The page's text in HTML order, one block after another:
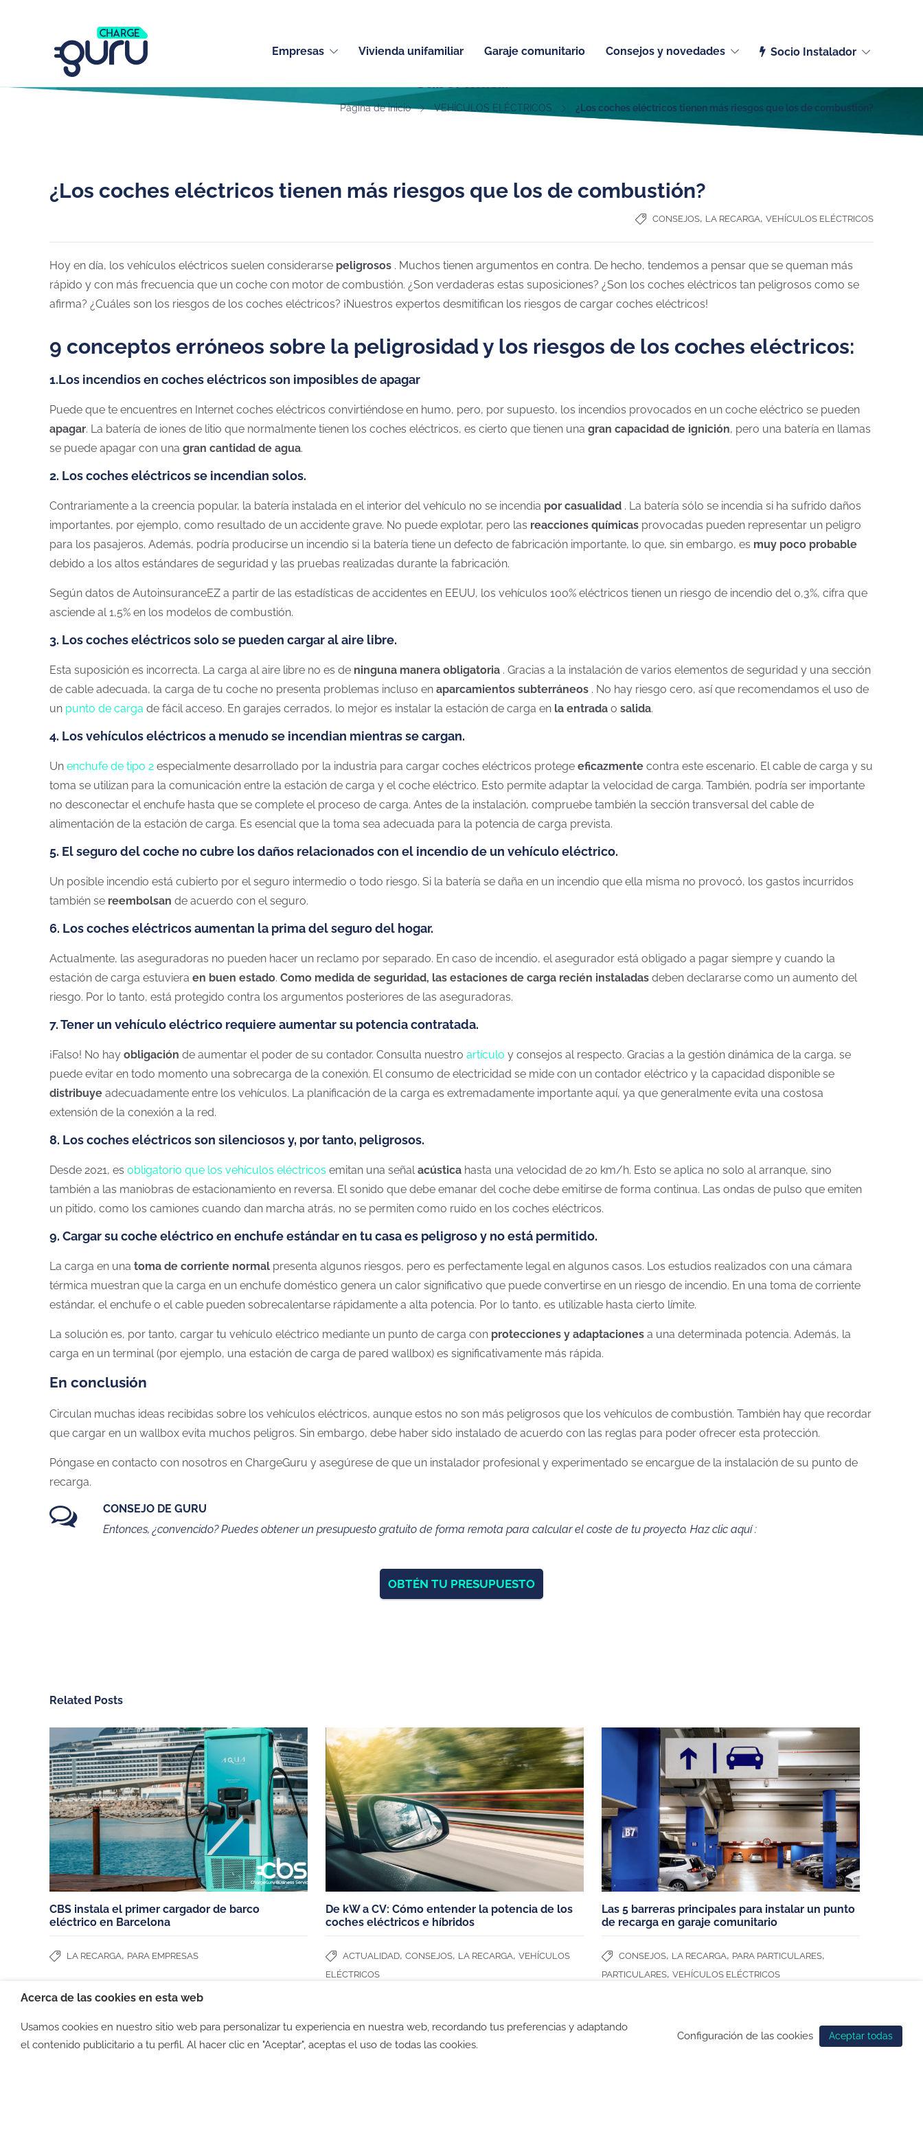
Empresas Vivienda unifamiliar Garaje comunitario Consejos y novedades Socio Instalador
Saber más...
Página de inicio VEHÍCULOS ELÉCTRICOS ¿Los coches eléctricos tienen más riesgos que los de combustión?
¿Los coches eléctricos tienen más riesgos que los de combustión?
CONSEJOS, LA RECARGA, VEHÍCULOS ELÉCTRICOS
Hoy en día, los vehículos eléctricos suelen considerarse peligrosos . Muchos tienen argumentos en contra. De hecho, tendemos a pensar que se queman más
rápido y con más frecuencia que un coche con motor de combustión. ¿Son verdaderas estas suposiciones? ¿Son los coches eléctricos tan peligrosos como se
afirma? ¿Cuáles son los riesgos de los coches eléctricos? ¡Nuestros expertos desmitifican los riesgos de cargar coches eléctricos!
9 conceptos erróneos sobre la peligrosidad y los riesgos de los coches eléctricos:
1.Los incendios en coches eléctricos son imposibles de apagar
Puede que te encuentres en Internet coches eléctricos convirtiéndose en humo, pero, por supuesto, los incendios provocados en un coche eléctrico se pueden
apagar. La batería de iones de litio que normalmente tienen los coches eléctricos, es cierto que tienen una gran capacidad de ignición, pero una batería en llamas
se puede apagar con una gran cantidad de agua.
2. Los coches eléctricos se incendian solos.
Contrariamente a la creencia popular, la batería instalada en el interior del vehículo no se incendia por casualidad . La batería sólo se incendia si ha sufrido daños
importantes, por ejemplo, como resultado de un accidente grave. No puede explotar, pero las reacciones químicas provocadas pueden representar un peligro
para los pasajeros. Además, podría producirse un incendio si la batería tiene un defecto de fabricación importante, lo que, sin embargo, es muy poco probable
debido a los altos estándares de seguridad y las pruebas realizadas durante la fabricación.
Según datos de AutoinsuranceEZ a partir de las estadísticas de accidentes en EEUU, los vehículos 100% eléctricos tienen un riesgo de incendio del 0,3%, cifra que
asciende al 1,5% en los modelos de combustión.
3. Los coches eléctricos solo se pueden cargar al aire libre.
Esta suposición es incorrecta. La carga al aire libre no es de ninguna manera obligatoria . Gracias a la instalación de varios elementos de seguridad y una sección
de cable adecuada, la carga de tu coche no presenta problemas incluso en aparcamientos subterráneos . No hay riesgo cero, así que recomendamos el uso de
un punto de carga de fácil acceso. En garajes cerrados, lo mejor es instalar la estación de carga en la entrada o salida.
4. Los vehículos eléctricos a menudo se incendian mientras se cargan.
Un enchufe de tipo 2 especialmente desarrollado por la industria para cargar coches eléctricos protege eficazmente contra este escenario. El cable de carga y su
toma se utilizan para la comunicación entre la estación de carga y el coche eléctrico. Esto permite adaptar la velocidad de carga. También, podría ser importante
no desconectar el enchufe hasta que se complete el proceso de carga. Antes de la instalación, compruebe también la sección transversal del cable de
alimentación de la estación de carga. Es esencial que la toma sea adecuada para la potencia de carga prevista.
5. El seguro del coche no cubre los daños relacionados con el incendio de un vehículo eléctrico.
Un posible incendio está cubierto por el seguro intermedio o todo riesgo. Si la batería se daña en un incendio que ella misma no provocó, los gastos incurridos
también se reembolsan de acuerdo con el seguro.
6. Los coches eléctricos aumentan la prima del seguro del hogar.
Actualmente, las aseguradoras no pueden hacer un reclamo por separado. En caso de incendio, el asegurador está obligado a pagar siempre y cuando la
estación de carga estuviera en buen estado. Como medida de seguridad, las estaciones de carga recién instaladas deben declararse como un aumento del
riesgo. Por lo tanto, está protegido contra los argumentos posteriores de las aseguradoras.
7. Tener un vehículo eléctrico requiere aumentar su potencia contratada.
¡Falso! No hay obligación de aumentar el poder de su contador. Consulta nuestro artículo y consejos al respecto. Gracias a la gestión dinámica de la carga, se
puede evitar en todo momento una sobrecarga de la conexión. El consumo de electricidad se mide con un contador eléctrico y la capacidad disponible se
distribuye adecuadamente entre los vehículos. La planificación de la carga es extremadamente importante aquí, ya que generalmente evita una costosa
extensión de la conexión a la red.
8. Los coches eléctricos son silenciosos y, por tanto, peligrosos.
Desde 2021, es obligatorio que los vehículos eléctricos emitan una señalacústica hasta una velocidad de 20 km/h. Esto se aplica no solo al arranque, sino
también a las maniobras de estacionamiento en reversa. El sonido que debe emanar del coche debe emitirse de forma continua. Las ondas de pulso que emiten
un pitido, como los camiones cuando dan marcha atrás, no se permiten como ruido en los coches eléctricos.
9. Cargar su coche eléctrico en enchufe estándar en tu casa es peligroso y no está permitido.
La carga en una toma de corriente normal presenta algunos riesgos, pero es perfectamente legal en algunos casos. Los estudios realizados con una cámara
térmica muestran que la carga en un enchufe doméstico genera un calor significativo que puede convertirse en un riesgo de incendio. En una toma de corriente
estándar, el enchufe o el cable pueden sobrecalentarse rápidamente a alta potencia. Por lo tanto, es utilizable hasta cierto límite.
La solución es, por tanto, cargar tu vehículo eléctrico mediante un punto de carga con protecciones y adaptaciones a una determinada potencia. Además, la
carga en un terminal (por ejemplo, una estación de carga de pared wallbox) es significativamente más rápida.
En conclusión
Circulan muchas ideas recibidas sobre los vehículos eléctricos, aunque estos no son más peligrosos que los vehículos de combustión. También hay que recordar
que cargar en un wallbox evita muchos peligros. Sin embargo, debe haber sido instalado de acuerdo con las reglas para poder ofrecer esta protección.
Póngase en contacto con nosotros en ChargeGuru y asegúrese de que un instalador profesional y experimentado se encargue de la instalación de su punto de
recarga.
CONSEJO DE GURU
Entonces, ¿convencido? Puedes obtener un presupuesto gratuito de forma remota para calcular el coste de tu proyecto. Haz clic aquí :
OBTÉN TU PRESUPUESTO
Related Posts
CBS instala el primer cargador de barco
eléctrico en Barcelona
LA RECARGA, PARA EMPRESAS
De kW a CV: Cómo entender la potencia de los
coches eléctricos e híbridos
ACTUALIDAD, CONSEJOS, LA RECARGA, VEHÍCULOS
ELÉCTRICOS
Las 5 barreras principales para instalar un punto
de recarga en garaje comunitario
CONSEJOS, LA RECARGA, PARA PARTICULARES,
PARTICULARES, VEHÍCULOS ELÉCTRICOS
CHARGEGURU ESPAÑA
Contáctanos
Sobre ChargeGuru
Trabaja con nosotros
PRENSA
Español (España)
NUESTROS SERVICIOS
Vivienda unifamiliar
Garaje comunitario
Empresas
Hoteles, restaurantes y
comercios
PUNTOS DE RECARGA
¿Cómo debería ser mi punto de
recarga
Modelos de cargadores
VEHÍCULOS ELÉCTRICOS
Coches eléctricos
Tesla Model 3
Fiat 500
Tesla model Y
MG4
Dacia Spring
Miembros de:
©2026 -Política de privacidad -Política de Cookies -Política SGI
Acerca de las cookies en esta web
Usamos cookies en nuestro sitio web para personalizar tu experiencia en nuestra web, recordando tus preferencias y adaptando
el contenido publicitario a tu perfil. Al hacer clic en "Aceptar", aceptas el uso de todas las cookies.
Configuración de las cookies Aceptar todas